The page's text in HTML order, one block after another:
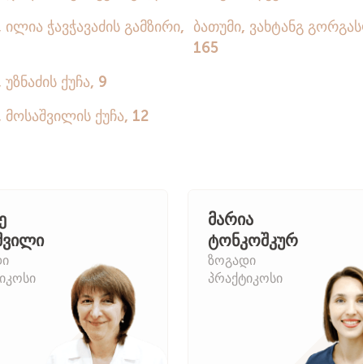
ქართული.
რუსული.
მარია
ტონკოშკურ
ზოგადი
პრაქტიკოსი